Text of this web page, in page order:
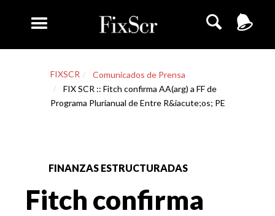
FIXSCR
Comunicados de Prensa
FIX SCR :: Fitch confirma AA(arg) a FF de
Programa Plurianual de Entre R&iacute;os; PE
FINANZAS ESTRUCTURADAS
Fitch confirma